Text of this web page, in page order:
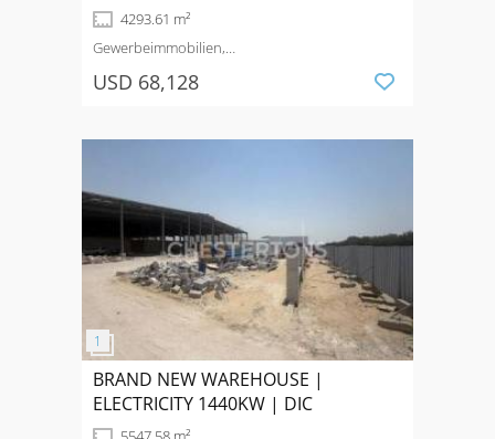
4293.61 m²
Gewerbeimmobilien,
USD 68,128
BRAND NEW WAREHOUSE |
ELECTRICITY 1440KW | DIC